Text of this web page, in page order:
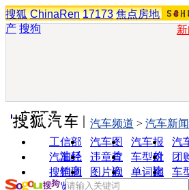
搜狐 ChinaRen 17173 焦点房地
产 搜狗
实用工具
工信部
油耗
汽车图
片
汽车报
价
汽
汽车经
销商
违章查
询
车型对
比
团
搜狗浏
览器
图片欣
赏
单词翻
车
汽车频道 > 汽车新闻